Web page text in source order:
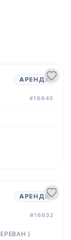
АРЕНДА
#16645
АРЕНДА
#16632
)